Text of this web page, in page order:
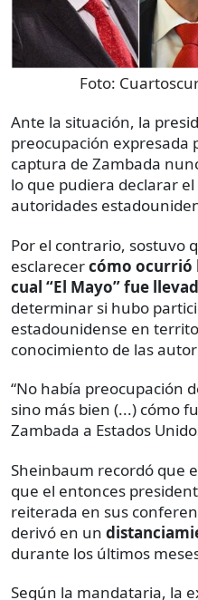
Foto:
Ante la situación, la
preocupación expresada
captura de Zambada
lo que pudiera declarar
autoridades
Por el contrario, sostuvo
esclarecercómo ocurrió
cual “El Mayo” fue
determinar si hubo
estadounidense en
conocimiento de las
“No había preocupación
sino más bien (...) cómo
Zambada a Estados
Sheinbaum recordó que
que el entonces
reiterada en sus
derivó en un
durante los últimos
Según la mandataria, la